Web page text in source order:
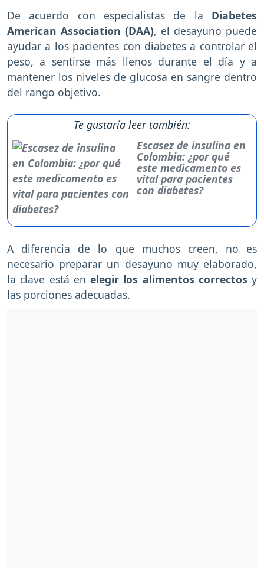
De acuerdo con especialistas de la Diabetes
American Association (DAA), el desayuno puede
ayudar a los pacientes con diabetes a controlar el
peso, a sentirse más llenos durante el día y a
mantener los niveles de glucosa en sangre dentro
del rango objetivo.
Te gustaría leer también:
Escasez de insulina en
Colombia: ¿por qué
este medicamento es
vital para pacientes
con diabetes?
A diferencia de lo que muchos creen, no es
necesario preparar un desayuno muy elaborado,
la clave está en elegir los alimentos correctos y
las porciones adecuadas.